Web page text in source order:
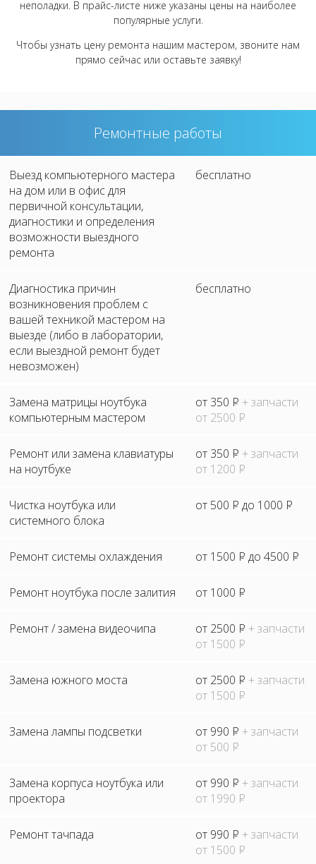
неполадки. В прайс-листе ниже указаны цены на наиболее
популярные услуги.
Чтобы узнать цену ремонта нашим мастером, звоните нам
прямо сейчас или оставьте заявку!
Ремонтные работы
Выезд компьютерного мастера
на дом или в офис для
первичной консультации,
диагностики и определения
возможности выездного
ремонта
бесплатно
Диагностика причин
возникновения проблем c
вашей техникой мастером на
выезде (либо в лаборатории,
если выездной ремонт будет
невозможен)
бесплатно
Замена матрицы ноутбука
компьютерным мастером
от 350 P + запчасти
от 2500 P
Ремонт или замена клавиатуры
на ноутбуке
от 350 P + запчасти
от 1200 P
Чистка ноутбука или
системного блока
от 500 P до 1000 P
Ремонт системы охлаждения от 1500 P до 4500 P
Ремонт ноутбука после залития от 1000 P
Ремонт / замена видеочипа от 2500 P + запчасти
от 1500 P
Замена южного моста от 2500 P + запчасти
от 1500 P
Замена лампы подсветки от 990 P + запчасти
от 500 P
Замена корпуса ноутбука или
проектора
от 990 P + запчасти
от 1990 P
Ремонт тачпада от 990 P + запчасти
от 1500 P